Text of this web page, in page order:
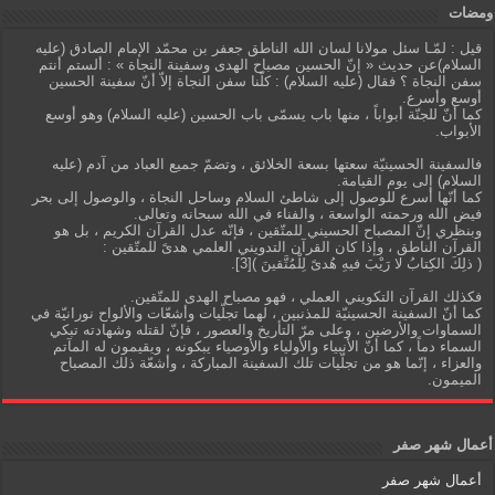
ومضات
قيل : لمّـا سئل مولانا لسان الله الناطق جعفر بن محمّد الإمام الصادق (عليه
السلام)عن حديث « إنّ الحسين مصباح الهدى وسفينة النجاة » : ألستم أنتم
سفن النجاة ؟ فقال (عليه السلام) : كلّنا سفن النجاة إلاّ أنّ سفينة الحسين
أوسع وأسرع.
كما أنّ للجنّة أبواباً ، منها باب يسمّى باب الحسين (عليه السلام) وهو أوسع
الأبواب.
فالسفينة الحسينيّة سعتها بسعة الخلائق ، وتضمّ جميع العباد من آدم (عليه
السلام) إلى يوم القيامة.
كما أنّها أسرع للوصول إلى شاطئ السلام وساحل النجاة ، والوصول إلى بحر
فيض الله ورحمته الواسعة ، والفناء في الله سبحانه وتعالى.
وبنظري إنّ المصباح الحسيني للمتّقين ، فإنّه عدل القرآن الكريم ، بل هو
القرآن الناطق ، وإذا كان القرآن التدويني العلمي هدىً للمتّقين :
( ذلِكَ الكِتابُ لا رَيْبَ فيهِ هُدىً لِلْمُتَّقينَ )[3].
فكذلك القرآن التكويني العملي ، فهو مصباح الهدى للمتّقين.
كما أنّ السفينة الحسينيّة للمذنبين ، لهما تجلّيات وأشعّات والألواح نورانيّة في
السماوات والأرضين ، وعلى مرّ التأريخ والعصور ، فإنّ لقتله وشهادته تبكي
السماء دماً ، كما أنّ الأنبياء والأولياء والأوصياء يبكونه ، ويقيمون له المآتم
والعزاء ، إنّما هو من تجلّيات تلك السفينة المباركة ، وأشعّة ذلك المصباح
الميمون.
أعمال شهر صفر
أعمال شهر صفر